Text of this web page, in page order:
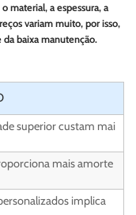
material, a espessura, a
variam muito, por isso,
da baixa manutenção.
superior custam mai
mais amorte
implica